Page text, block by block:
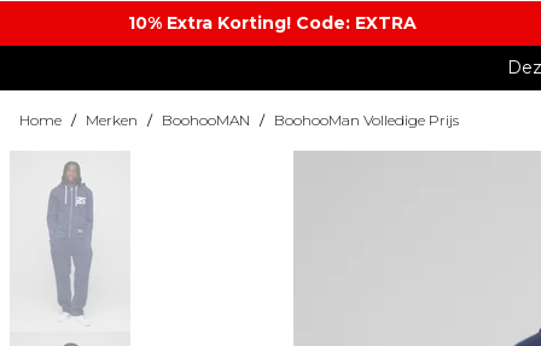
10% Extra Korting! Code: EXTRA​
Home / Merken / BoohooMAN / BoohooMan Volledige Prijs